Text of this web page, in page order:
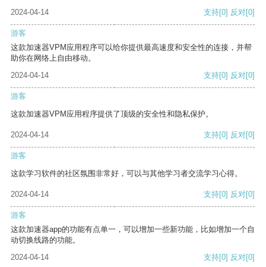
2024-04-14 支持[0] 反对[0]
游客
这款加速器VPM应用程序可以给你提供最高速度和安全性的连接，并帮
助你在网络上自由移动。
2024-04-14
支持[0] 反对[0]
游客
这款加速器VPM应用程序提供了顶级的安全性和隐私保护。
2024-04-14 支持[0] 反对[0]
游客
这款学习软件的社区氛围非常好，可以与其他学习者交流学习心得。
2024-04-14 支持[0] 反对[0]
游客
这款加速器app的功能有点单一，可以增加一些新功能，比如增加一个自
动切换线路的功能。
2024-04-14
支持[0] 反对[0]